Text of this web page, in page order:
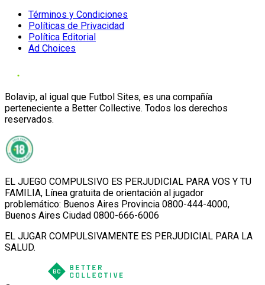
Términos y Condiciones
Políticas de Privacidad
Política Editorial
Ad Choices
Bolavip, al igual que Futbol Sites, es una compañía
perteneciente a Better Collective. Todos los derechos
reservados.
EL JUEGO COMPULSIVO ES PERJUDICIAL PARA VOS Y TU
FAMILIA, Línea gratuita de orientación al jugador
problemático: Buenos Aires Provincia 0800-444-4000,
Buenos Aires Ciudad 0800-666-6006
EL JUGAR COMPULSIVAMENTE ES PERJUDICIAL PARA LA
SALUD.